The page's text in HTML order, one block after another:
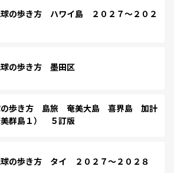
の歩き方 ハワイ島 ２０２７～２０２
の歩き方 墨田区
歩き方 島旅 奄美大島 喜界島 加計
美群島１） ５訂版
の歩き方 タイ ２０２７～２０２８